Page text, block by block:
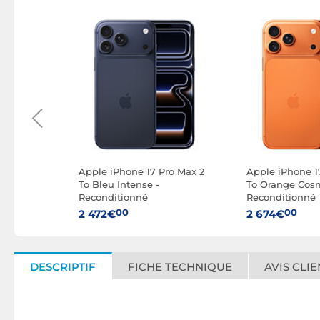
Apple iPhone 17 Pro Max 2
To Bleu Intense -
Reconditionné
2 472€00
Apple iPhone
To Orange
Reconditionné
2 674€00
DESCRIPTIF FICHE TECHNIQUE AVIS